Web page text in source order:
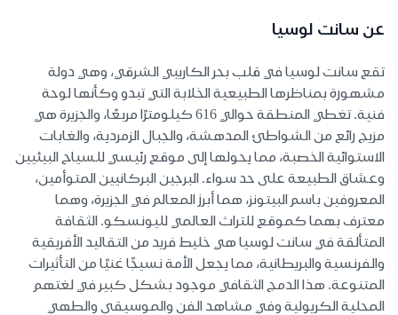
عن سانت لوسيا
تقع سانت لوسيا في قلب بحر الكاريبي الشرقي، وهي دولة
مشهورة بمناظرها الطبيعية الخلابة التي تبدو وكأنها لوحة
فنية. تغطي المنطقة حوالي 616 كيلومترًا مربعًا، والجزيرة هي
مزيج رائع من الشواطئ المدهشة، والجبال الزمردية، والغابات
الاستوائية الخصبة، مما يحولها إلى موقع رئيسي للسياح البيئيين
وعشاق الطبيعة على حد سواء. البرجين البركانيين المتوأمين،
المعروفين باسم البيتونز، هما أبرز المعالم في الجزيرة، وهما
معترف بهما كموقع للتراث العالمي لليونسكو. الثقافة
المتألقة في سانت لوسيا هي خليط فريد من التقاليد الأفريقية
والفرنسية والبريطانية، مما يجعل الأمة نسيجًا غنيًا من التأثيرات
المتنوعة. هذا الدمج الثقافي موجود بشكل كبير في لغتهم
المحلية الكريولية وفي مشاهد الفن والموسيقى والطهي